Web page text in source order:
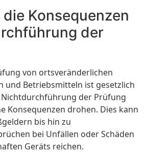
Konsequenzen
der
von ortsveränderlichen
und Betriebsmitteln ist gesetzlich
der Prüfung
Konsequenzen drohen. Dies kann
bis hin zu
bei Unfällen oder Schäden
Geräts reichen.